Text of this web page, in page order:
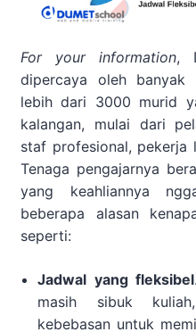
For your information,
dipercaya oleh
lebih dari 3000 murid
kalangan, mulai dari
staf profesional, pekerja
Tenaga pengajarnya
yang keahliannya
beberapa alasan
seperti:
Jadwal yang fleksibel
masih sibuk
kebebasan untuk